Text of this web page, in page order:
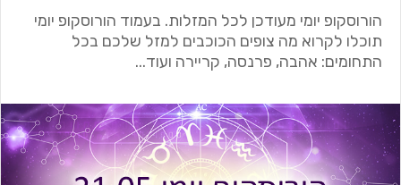
הורוסקופ יומי מעודכן לכל המזלות. בעמוד הורוסקופ יומי
תוכלו לקרוא מה צופים הכוכבים למזל שלכם בכל
התחומים: אהבה, פרנסה, קריירה ועוד...